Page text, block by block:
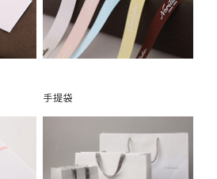
手提袋